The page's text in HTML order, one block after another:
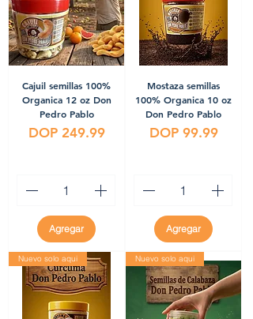
Cajuil semillas 100%
Organica 12 oz Don
Pedro Pablo
Precio
DOP 249.99
Agregar
Mostaza semillas
100% Organica 10 oz
Don Pedro Pablo
Precio
DOP 99.99
Agregar
Nuevo solo aqui Nuevo solo aqui